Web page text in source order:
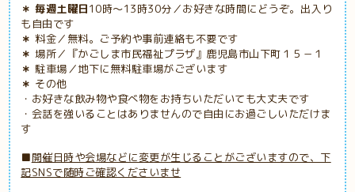
＊ 毎週土曜日10時～13時30分／お好きな時間にどうぞ。出入り
も自由です
＊ 料金／無料。ご予約や事前連絡も不要です
＊ 場所／『かごしま市民福祉プラザ』鹿児島市山下町１５－１
＊ 駐車場／地下に無料駐車場がございます
＊ その他
・お好きな飲み物や食べ物をお持ちいただいても大丈夫です
・会話を強いることはありませんので自由にお過ごしいただけま
す
■開催日時や会場などに変更が生じることがございますので、下
記SNSで随時ご確認くださいませ